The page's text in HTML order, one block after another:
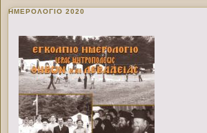
ΗΜΕΡΟΛΟΓΙΟ 2020